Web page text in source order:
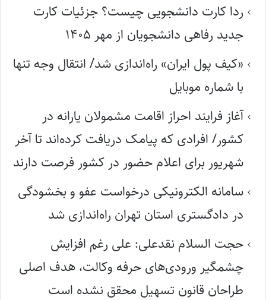
ردا کارت دانشجویی چیست؟ جزئیات کارت
جدید رفاهی دانشجویان از مهر ۱۴۰۵
«کیف پول ایران» راه‌اندازی شد/ انتقال وجه تنها
با شماره موبایل
آغاز فرایند احراز اقامت مشمولان یارانه در
کشور/ افرادی که پیامک دریافت کرده‌اند تا آخر
شهریور برای اعلام حضور در کشور فرصت دارند
سامانه الکترونیکی درخواست عفو و بخشودگی
در دادگستری استان تهران راه‌اندازی شد
حجت السلام نقدعلی: علی رغم افزایش
چشمگیر ورودی‌های حرفه وکالت، هدف اصلی
طراحان قانون تسهیل محقق نشده است